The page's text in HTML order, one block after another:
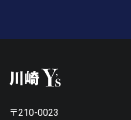
〒210-0023